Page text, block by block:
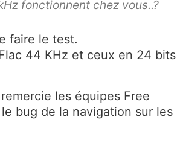
fonctionnent chez vous..?
faire le test.
44 KHz et ceux en 24 bits
les équipes Free
bug de la navigation sur les